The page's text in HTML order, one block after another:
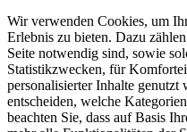
Wir verwenden Cookies, um
Erlebnis zu bieten. Dazu
Seite notwendig sind, sowie
Statistikzwecken, für
personalisierter Inhalte genutzt
entscheiden, welche
beachten Sie, dass auf Basis